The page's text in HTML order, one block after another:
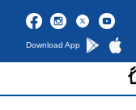
Download App